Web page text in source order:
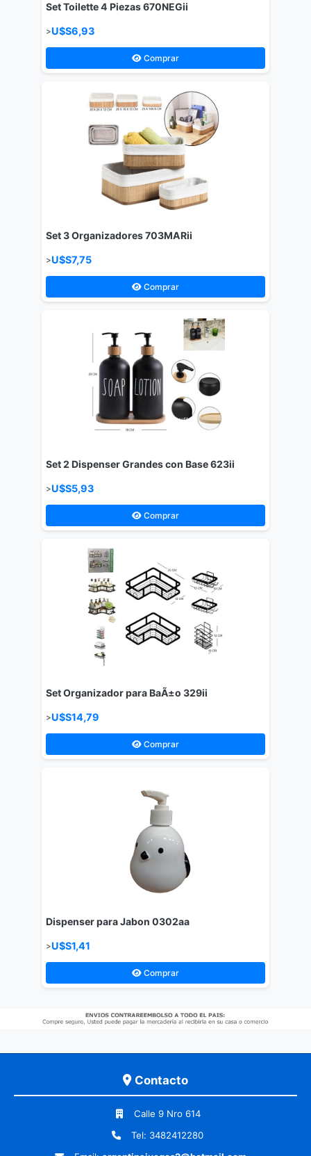
Set Toilette 4 Piezas 670NEGii
>U$S6,93
Comprar
Set 3 Organizadores 703MARii
>U$S7,75
Comprar
Set 2 Dispenser Grandes con Base 623ii
>U$S5,93
Comprar
Set Organizador para BaÃ±o 329ii
>U$S14,79
Comprar
Dispenser para Jabon 0302aa
>U$S1,41
Comprar
Contacto
Calle 9 Nro 614
Tel: 3482412280